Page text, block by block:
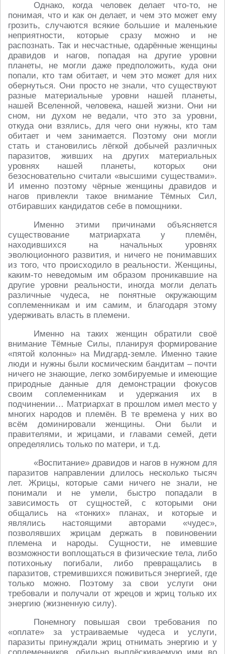
Однако, когда человек делает что-то, не
понимая, что и как он делает, и чем это может ему
грозить, случаются всякие большие и маленькие
неприятности, которые сразу можно и не
распознать. Так и несчастные, одарённые женщины
дравидов и нагов, попадая на другие уровни
планеты, не могли даже предположить, куда они
попали, кто там обитает, и чем это может для них
обернуться. Они просто не знали, что существуют
разные материальные уровни нашей планеты,
нашей Вселенной, человека, нашей жизни. Они ни
сном, ни духом не ведали, что это за уровни,
откуда они взялись, для чего они нужны, кто там
обитает и чем занимается. Поэтому они могли
стать и становились лёгкой добычей различных
паразитов, живших на других материальных
уровнях нашей планеты, которых они
безосновательно считали «высшими существами».
И именно поэтому чёрные женщины дравидов и
нагов привлекли такое внимание Тёмных Сил,
отбиравших кандидатов себе в помощники.
Именно этими причинами объясняется
существование матриархата у племён,
находившихся на начальных уровнях
эволюционного развития, и ничего не понимавших
из того, что происходило в реальности. Женщины,
каким-то неведомым им образом проникавшие на
другие уровни реальности, иногда могли делать
различные чудеса, не понятные окружающим
соплеменникам и им самим, и благодаря этому
удерживать власть в племени.
Именно на таких женщин обратили своё
внимание Тёмные Силы, планируя формирование
«пятой колонны» на Мидгард-земле. Именно такие
люди и нужны были космическим бандитам – почти
ничего не знающие, легко зомбируемые и имеющие
природные данные для демонстрации фокусов
своим соплеменникам и удержания их в
подчинении… Матриархат в прошлом имел место у
многих народов и племён. В те времена у них во
всём доминировали женщины. Они были и
правителями, и жрицами, и главами семей, дети
определялись только по матери, и т.д.
«Воспитание» дравидов и нагов в нужном для
паразитов направлении длилось несколько тысяч
лет. Жрицы, которые сами ничего не знали, не
понимали и не умели, быстро попадали в
зависимость от сущностей, с которыми они
общались на «тонких» планах, и которые и
являлись настоящими авторами «чудес»,
позволявших жрицам держать в повиновении
племена и народы. Сущности, не имевшие
возможности воплощаться в физические тела, либо
потихоньку погибали, либо превращались в
паразитов, стремившихся поживиться энергией, где
только можно. Поэтому за свои услуги они
требовали и получали от жрецов и жриц только их
энергию (жизненную силу).
Понемногу повышая свои требования по
«оплате» за устраиваемые чудеса и услуги,
паразиты принуждали жриц отнимать энергию и у